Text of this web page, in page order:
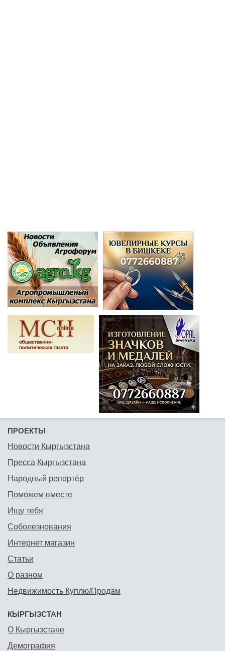
ПРОЕКТЫ
Новости Кыргызстана
Пресса Кыргызстана
Народный репортёр
Поможем вместе
Ищу тебя
Соболезнования
Интернет магазин
Статьи
О разном
Недвижимость Куплю/Продам
КЫРГЫЗСТАН
О Кыргызстане
Демография